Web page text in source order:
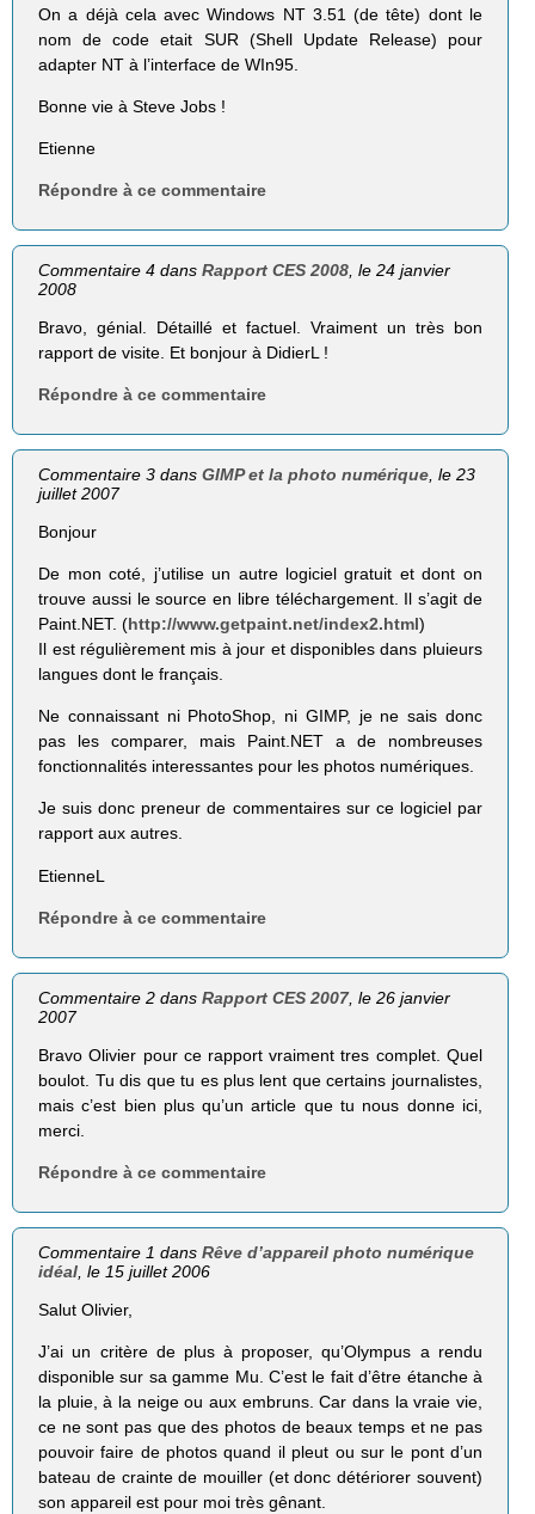
On a déjà cela avec Windows NT 3.51 (de tête) dont le
nom de code etait SUR (Shell Update Release) pour
adapter NT à l’interface de WIn95.
Bonne vie à Steve Jobs !
Etienne
Répondre à ce commentaire
Commentaire 4 dansRapport CES 2008 , le 24 janvier
2008
Bravo, génial. Détaillé et factuel. Vraiment un très bon
rapport de visite. Et bonjour à DidierL !
Répondre à ce commentaire
Commentaire 3 dansGIMP et la photo numérique , le 23
juillet 2007
Bonjour
De mon coté, j’utilise un autre logiciel gratuit et dont on
trouve aussi le source en libre téléchargement. Il s’agit de
Paint.NET. (http://www.getpaint.net/index2.html)
Il est régulièrement mis à jour et disponibles dans pluieurs
langues dont le français.
Ne connaissant ni PhotoShop, ni GIMP, je ne sais donc
pas les comparer, mais Paint.NET a de nombreuses
fonctionnalités interessantes pour les photos numériques.
Je suis donc preneur de commentaires sur ce logiciel par
rapport aux autres.
EtienneL
Répondre à ce commentaire
Commentaire 2 dansRapport CES 2007, le 26 janvier
2007
Bravo Olivier pour ce rapport vraiment tres complet. Quel
boulot. Tu dis que tu es plus lent que certains journalistes,
mais c’est bien plus qu’un article que tu nous donne ici,
merci.
Répondre à ce commentaire
Commentaire 1 dansRêve d’appareil photo numérique
idéal , le 15 juillet 2006
Salut Olivier,
J’ai un critère de plus à proposer, qu’Olympus a rendu
disponible sur sa gamme Mu. C’est le fait d’être étanche à
la pluie, à la neige ou aux embruns. Car dans la vraie vie,
ce ne sont pas que des photos de beaux temps et ne pas
pouvoir faire de photos quand il pleut ou sur le pont d’un
bateau de crainte de mouiller (et donc détériorer souvent)
son appareil est pour moi très gênant.